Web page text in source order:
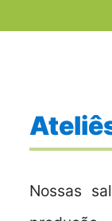
Nossas